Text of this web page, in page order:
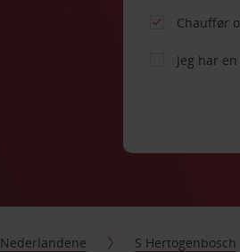
Chauffør
Jeg har
Nederlandene S Hertogenbosch